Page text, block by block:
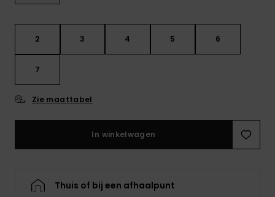
2 3 4 5 6
7
Zie maattabel
In winkelwagen
Thuis of bij een afhaalpunt